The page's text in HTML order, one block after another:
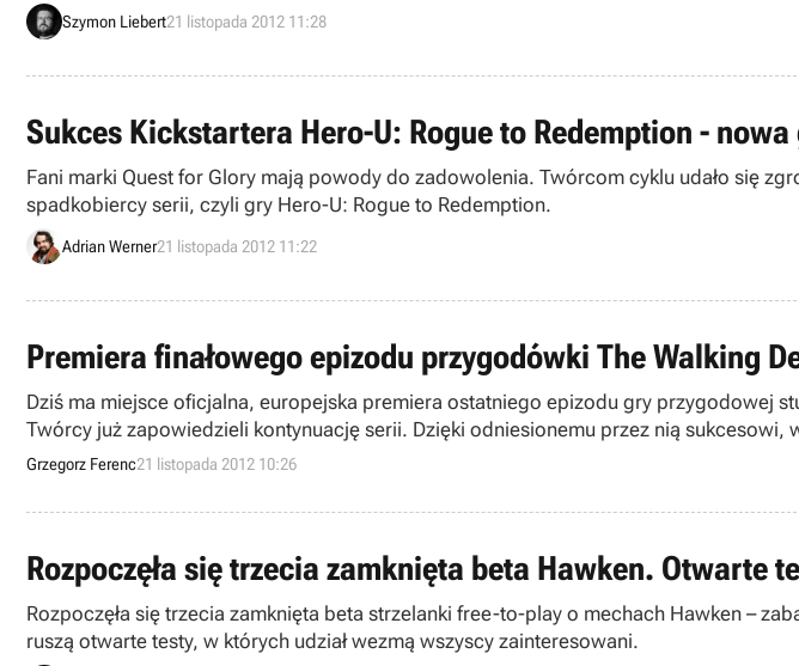
Szymon Liebert21 listopada 2012 11:28
Sukces Kickstartera Hero-U: Rogue to Redemption -
Fani marki Quest for Glory mają powody do zadowolenia. Twórcom cyklu udało się
spadkobiercy serii, czyli gry Hero-U: Rogue to Redemption.
Adrian Werner21 listopada 2012 11:22
Premiera finałowego epizodu przygodówki The Walking
Dziś ma miejsce oficjalna, europejska premiera ostatniego epizodu gry przygodowej
Twórcy już zapowiedzieli kontynuację serii. Dzięki odniesionemu przez nią
Grzegorz Ferenc21 listopada 2012 10:26
Rozpoczęła się trzecia zamknięta beta Hawken. Otwarte
Rozpoczęła się trzecia zamknięta beta strzelanki free-to-play o mechach Hawken –
ruszą otwarte testy, w których udział wezmą wszyscy zainteresowani.